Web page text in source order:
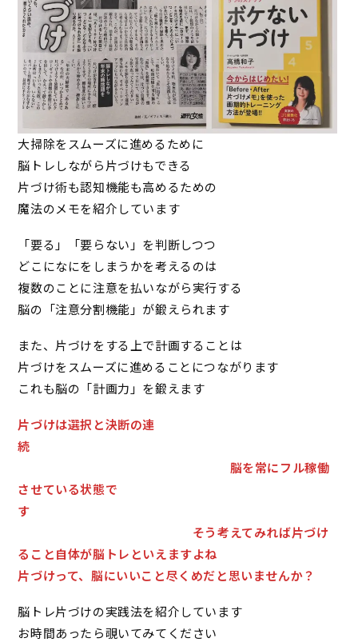
大掃除をスムーズに進めるために
脳トレしながら片づけもできる
片づけ術も認知機能も高めるための
魔法のメモを紹介しています
「要る」「要らない」を判断しつつ
どこになにをしまうかを考えるのは
複数のことに注意を払いながら実行する
脳の「注意分割機能」が鍛えられます
また、片づけをする上で計画することは
片づけをスムーズに進めることにつながります
これも脳の「計画力」を鍛えます
片づけは選択と決断の連
続
脳を常にフル稼働
させている状態で
す
そう考えてみれば片づけ
ること自体が脳トレといえますよね
片づけって、脳にいいこと尽くめだと思いませんか？
脳トレ片づけの実践法を紹介しています
お時間あったら覗いてみてください